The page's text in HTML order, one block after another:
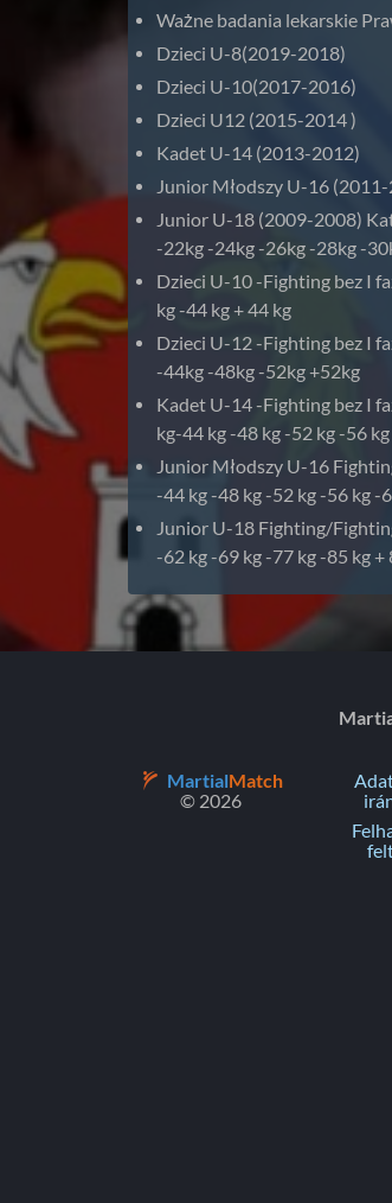
Ważne badania lekarskie
Dzieci U-8(2019-2018)
Dzieci U-10(2017-2016)
Dzieci U12 (2015-2014 )
Kadet U-14 (2013-2012)
Junior Młodszy U-16
Junior U-18 (2009-2008)
-22kg -24kg -26kg -28kg -
Dzieci U-10 -Fighting bez I
kg -44 kg + 44 kg
Dzieci U-12 -Fighting bez I
-44kg -48kg -52kg +52kg
Kadet U-14 -Fighting bez I
kg-44 kg -48 kg -52 kg -56
Junior Młodszy U-16
-44 kg -48 kg -52 kg -56 kg -
Junior U-18 Fighting/
-62 kg -69 kg -77 kg -85 kg
MartialMatch
© 2026